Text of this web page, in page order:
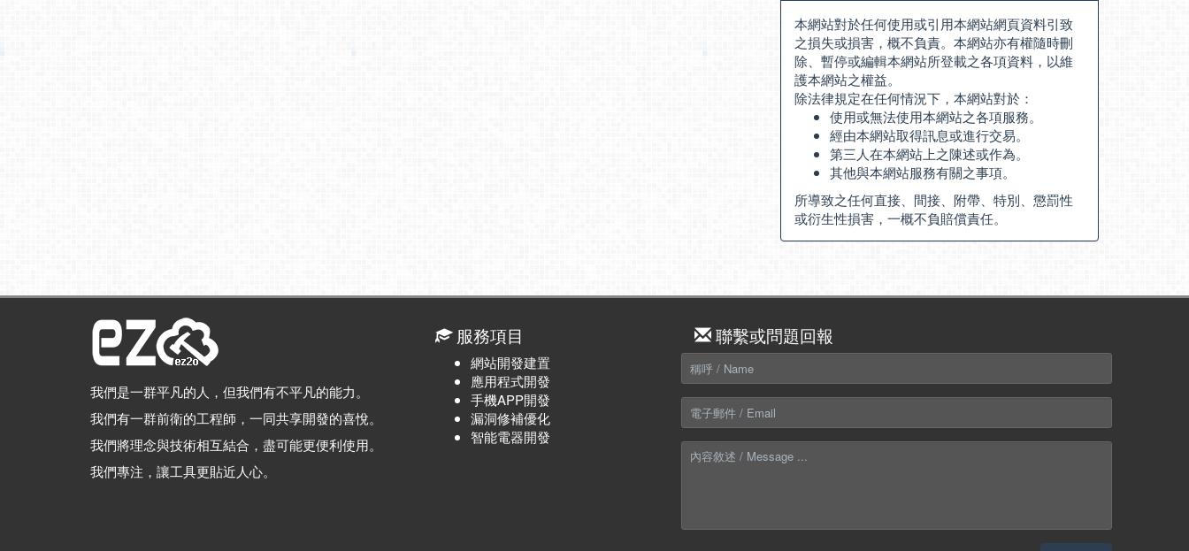
本網站對於任何使用或引用本網站網頁資料引致
之損失或損害，概不負責。本網站亦有權隨時刪
除、暫停或編輯本網站所登載之各項資料，以維
護本網站之權益。
除法律規定在任何情況下，本網站對於：
使用或無法使用本網站之各項服務。
經由本網站取得訊息或進行交易。
第三人在本網站上之陳述或作為。
其他與本網站服務有關之事項。
所導致之任何直接、間接、附帶、特別、懲罰性
或衍生性損害，一概不負賠償責任。
我們是一群平凡的人，但我們有不平凡的能力。
我們有一群前衛的工程師，一同共享開發的喜悅。
我們將理念與技術相互結合，盡可能更便利使用。
我們專注，讓工具更貼近人心。
服務項目
網站開發建置
應用程式開發
手機APP開發
漏洞修補優化
智能電器開發
聯繫或問題回報